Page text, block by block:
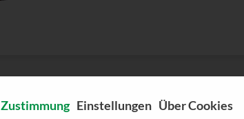
Zustimmung Einstellungen Über Cookies